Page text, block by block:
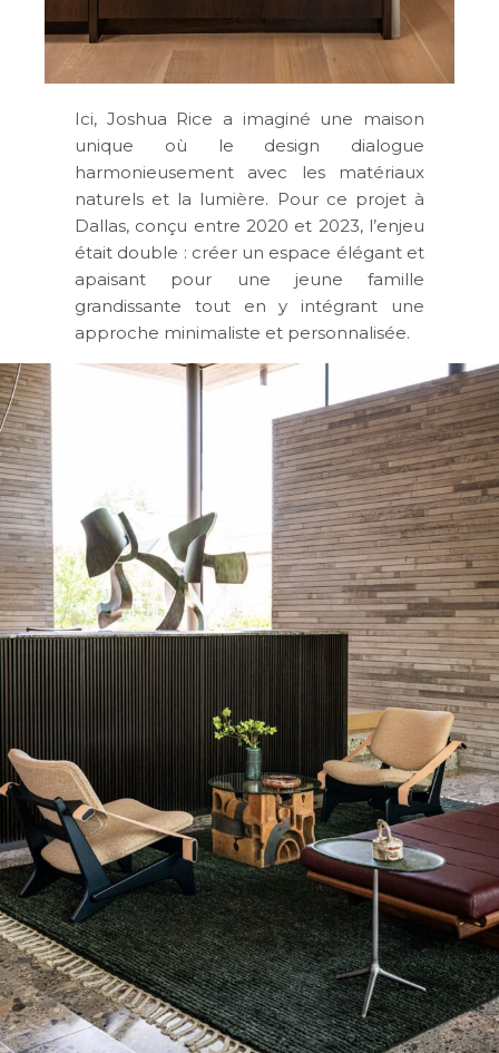
Ici, Joshua Rice a imaginé une maison
unique où le design dialogue
harmonieusement avec les matériaux
naturels et la lumière. Pour ce projet à
Dallas, conçu entre 2020 et 2023, l’enjeu
était double : créer un espace élégant et
apaisant pour une jeune famille
grandissante tout en y intégrant une
approche minimaliste et personnalisée.